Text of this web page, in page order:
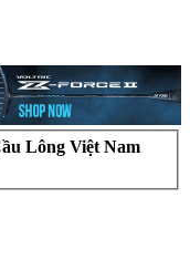
Lông Việt Nam